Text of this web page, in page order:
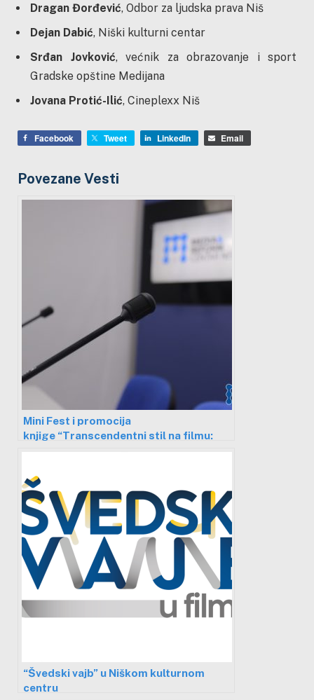
Dragan Đorđević, Odbor za ljudska prava Niš
Dejan Dabić, Niški kulturni centar
Srđan Jovković, većnik za obrazovanje i sport
Gradske opštine Medijana
Jovana Protić-Ilić, Cineplexx Niš
Facebook Tweet LinkedIn Email
Povezane Vesti
Mini Fest i promocija
knjige “Transcendentni stil na filmu:
Ozu, Breson, Drajer”
“Švedski vajb” u Niškom kulturnom
centru